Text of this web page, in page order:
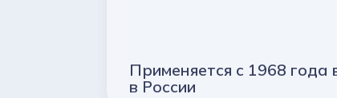
Применяется с 1968 года
в России